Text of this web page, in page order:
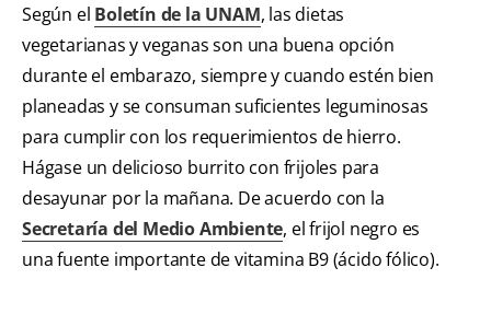
Según el Boletín de la UNAM, las dietas
vegetarianas y veganas son una buena opción
durante el embarazo, siempre y cuando estén bien
planeadas y se consuman suficientes leguminosas
para cumplir con los requerimientos de hierro.
Hágase un delicioso burrito con frijoles para
desayunar por la mañana. De acuerdo con la
Secretaría del Medio Ambiente, el frijol negro es
una fuente importante de vitamina B9 (ácido fólico).